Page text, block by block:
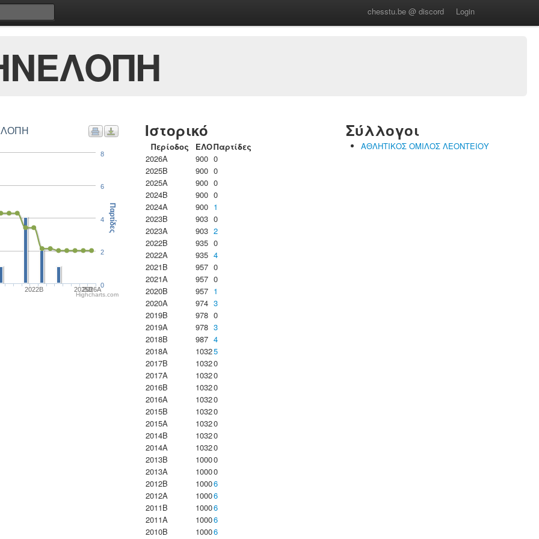
chesstu.be @ discord Login
2022B 2025B2026A
0
2
4
6
8
Παρτίδες
Highcharts.com
Ιστορικό
Περίοδος ΕΛΟΠαρτίδες
2026A
900 0
2025B
900 0
2025A
900 0
2024B
900 0
2024A
900 1
2023B
903 0
2023Α
903 2
2022B
935 0
2022A
935 4
2021B
957 0
2021A
957 0
2020B
957 1
2020A
974 3
2019B
978 0
2019A
978 3
2018B
987 4
2018A
10325
2017B
10320
2017A
10320
2016B
10320
2016A
10320
2015B
10320
2015A
10320
2014B
10320
2014A
10320
2013B
10000
2013A
10000
2012B
10006
2012A
10006
2011B
10006
2011A
10006
2010B
10006
Σύλλογοι
ΑΘΛΗΤΙΚΟΣ ΟΜΙΛΟΣ ΛΕΟΝΤΕΙΟΥ